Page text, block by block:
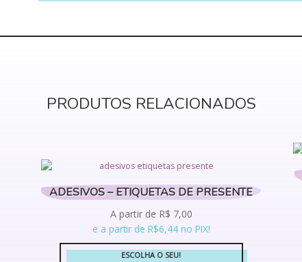
PRODUTOS RELACIONADOS
ADESIVOS – ETIQUETAS DE PRESENTE
A partir de R$ 7,00
e a partir de R$6,44 no PIX!
ESCOLHA O SEU!